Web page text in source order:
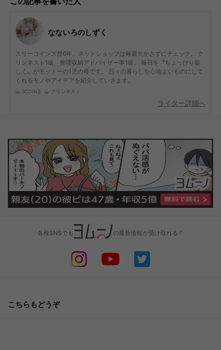
なないろのしずく
スリーコインズ歴6年。ネットショップは毎週欠かさずにチェック。 ク
リンネスト1級、整理収納アドバイザー準1級。 毎日を〝ちょっぴり楽
しく〟がモットーの1児の母です。 日々の暮らしを心地よいものにして
くれるモノやアイデアを紹介していきます。
3COINS クリンネスト
ライター詳細へ
各種SNSでも の最新情報が受け取れる！
こちらもどうぞ